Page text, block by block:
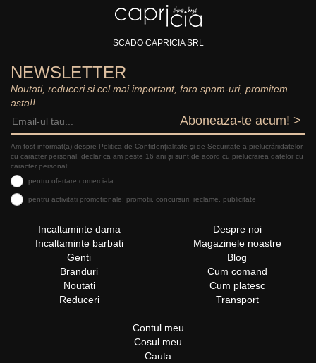
SCADO CAPRICIA SRL
NEWSLETTER
Noutati, reduceri si cel mai important, fara spam-uri, promitem
asta!!
Aboneaza-te acum! >
Am fost informat(a) despre Politica de Confidențialitate şi de Securitate a prelucrăriidatelor
cu caracter personal, declar ca am peste 16 ani și sunt de acord cu prelucrarea datelor cu
caracter personal:
pentru ofertare comerciala
pentru activitati promotionale: promotii, concursuri, reclame, publicitate
Incaltaminte dama
Incaltaminte barbati
Genti
Branduri
Noutati
Reduceri
Despre noi
Magazinele noastre
Blog
Cum comand
Cum platesc
Transport
Contul meu
Cosul meu
Cauta